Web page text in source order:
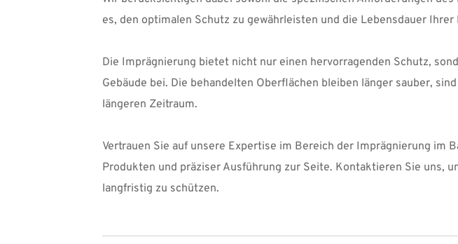
es, den optimalen Schutz zu gewährleisten und die Lebensdauer Ihrer
Die Imprägnierung bietet nicht nur einen hervorragenden Schutz,
Gebäude bei. Die behandelten Oberflächen bleiben länger sauber,
längeren Zeitraum.
Vertrauen Sie auf unsere Expertise im Bereich der Imprägnierung
Produkten und präziser Ausführung zur Seite. Kontaktieren Sie uns,
langfristig zu schützen.